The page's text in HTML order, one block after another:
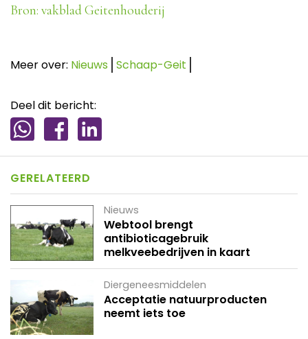
Bron: vakblad Geitenhouderij
Meer over: Nieuws Schaap-Geit
Deel dit bericht:
GERELATEERD
Nieuws
Webtool brengt
antibioticagebruik
melkveebedrijven in kaart
Diergeneesmiddelen
Acceptatie natuurproducten
neemt iets toe